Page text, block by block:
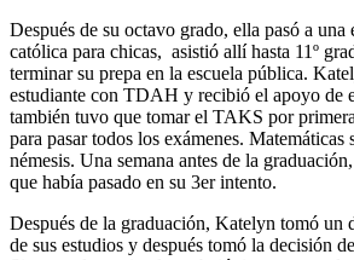
Después de su octavo grado, ella pasó a una
católica para chicas, asistió allí hasta 11º
terminar su prepa en la escuela pública.
estudiante con TDAH y recibió el apoyo de
también tuvo que tomar el TAKS por
para pasar todos los exámenes. Matemáticas
némesis. Una semana antes de la
que había pasado en su 3er intento.
Después de la graduación, Katelyn tomó un
de sus estudios y después tomó la decisión